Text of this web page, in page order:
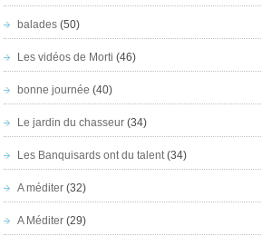
balades(50)
Les vidéos de Morti (46)
bonne journée (40)
Le jardin du chasseur(34)
Les Banquisards ont du talent(34)
A méditer(32)
A Méditer(29)